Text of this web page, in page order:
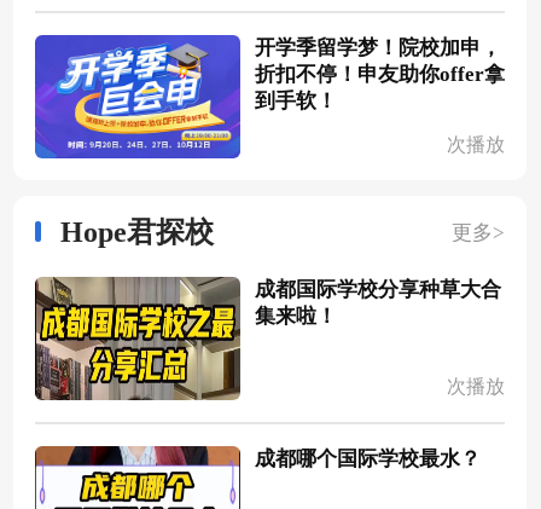
开学季留学梦！院校加申，
折扣不停！申友助你offer拿
到手软！
次播放
Hope君探校 更多>
成都国际学校分享种草大合
集来啦！
次播放
成都哪个国际学校最水？